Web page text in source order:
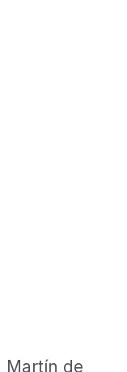
Martín de